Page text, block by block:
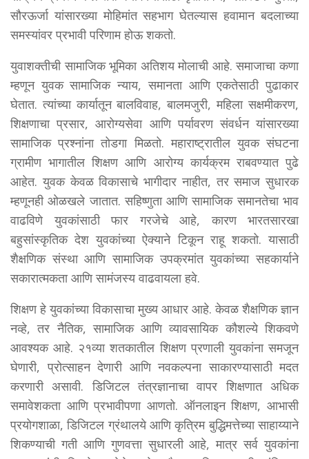
सौरऊर्जा यांसारख्या मोहिमांत सहभाग घेतल्यास हवामान बदलाच्या
समस्यांवर प्रभावी परिणाम होऊ शकतो.
युवाशक्तीची सामाजिक भूमिका अतिशय मोलाची आहे. समाजाचा कणा
म्हणून युवक सामाजिक न्याय, समानता आणि एकतेसाठी पुढाकार
घेतात. त्यांच्या कार्यातून बालविवाह, बालमजुरी, महिला सक्षमीकरण,
शिक्षणाचा प्रसार, आरोग्यसेवा आणि पर्यावरण संवर्धन यांसारख्या
सामाजिक प्रश्नांना तोडगा मिळतो. महाराष्ट्रातील युवक संघटना
ग्रामीण भागातील शिक्षण आणि आरोग्य कार्यक्रम राबवण्यात पुढे
आहेत. युवक केवळ विकासाचे भागीदार नाहीत, तर समाज सुधारक
म्हणूनही ओळखले जातात. सहिष्णुता आणि सामाजिक समानतेचा भाव
वाढविणे युवकांसाठी फार गरजेचे आहे, कारण भारतसारखा
बहुसांस्कृतिक देश युवकांच्या ऐक्याने टिकून राहू शकतो. यासाठी
शैक्षणिक संस्था आणि सामाजिक उपक्रमांत युवकांच्या सहकार्याने
सकारात्मकता आणि सामंजस्य वाढवायला हवे.
शिक्षण हे युवकांच्या विकासाचा मुख्य आधार आहे. केवळ शैक्षणिक ज्ञान
नव्हे, तर नैतिक, सामाजिक आणि व्यावसायिक कौशल्ये शिकवणे
आवश्यक आहे. २१व्या शतकातील शिक्षण प्रणाली युवकांना समजून
घेणारी, प्रोत्साहन देणारी आणि नवकल्पना साकारण्यासाठी मदत
करणारी असावी. डिजिटल तंत्रज्ञानाचा वापर शिक्षणात अधिक
समावेशकता आणि प्रभावीपणा आणतो. ऑनलाइन शिक्षण, आभासी
प्रयोगशाळा, डिजिटल ग्रंथालये आणि कृत्रिम बुद्धिमत्तेच्या साहाय्याने
शिकण्याची गती आणि गुणवत्ता सुधारली आहे, मात्र सर्व युवकांना